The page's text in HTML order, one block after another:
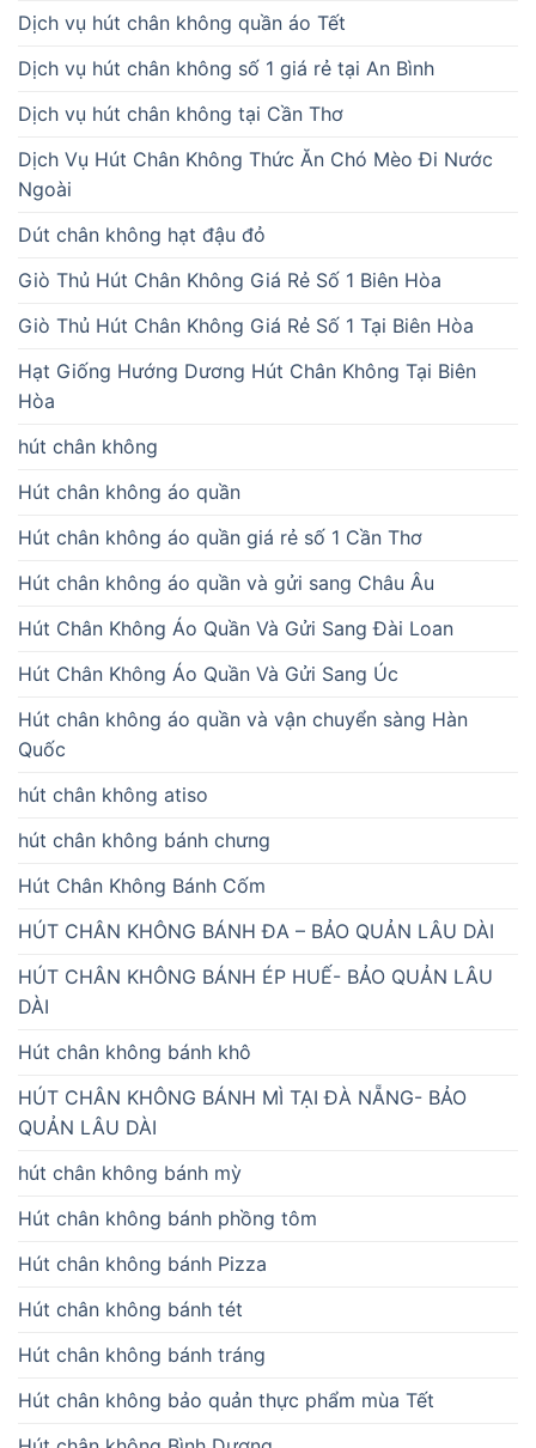
Dịch vụ hút chân không quần áo Tết
Dịch vụ hút chân không số 1 giá rẻ tại An Bình
Dịch vụ hút chân không tại Cần Thơ
Dịch Vụ Hút Chân Không Thức Ăn Chó Mèo Đi Nước
Ngoài
Dút chân không hạt đậu đỏ
Giò Thủ Hút Chân Không Giá Rẻ Số 1 Biên Hòa
Giò Thủ Hút Chân Không Giá Rẻ Số 1 Tại Biên Hòa
Hạt Giống Hướng Dương Hút Chân Không Tại Biên
Hòa
hút chân không
Hút chân không áo quần
Hút chân không áo quần giá rẻ số 1 Cần Thơ
Hút chân không áo quần và gửi sang Châu Âu
Hút Chân Không Áo Quần Và Gửi Sang Đài Loan
Hút Chân Không Áo Quần Và Gửi Sang Úc
Hút chân không áo quần và vận chuyển sàng Hàn
Quốc
hút chân không atiso
hút chân không bánh chưng
Hút Chân Không Bánh Cốm
HÚT CHÂN KHÔNG BÁNH ĐA – BẢO QUẢN LÂU DÀI
HÚT CHÂN KHÔNG BÁNH ÉP HUẾ- BẢO QUẢN LÂU
DÀI
Hút chân không bánh khô
HÚT CHÂN KHÔNG BÁNH MÌ TẠI ĐÀ NẴNG- BẢO
QUẢN LÂU DÀI
hút chân không bánh mỳ
Hút chân không bánh phồng tôm
Hút chân không bánh Pizza
Hút chân không bánh tét
Hút chân không bánh tráng
Hút chân không bảo quản thực phẩm mùa Tết